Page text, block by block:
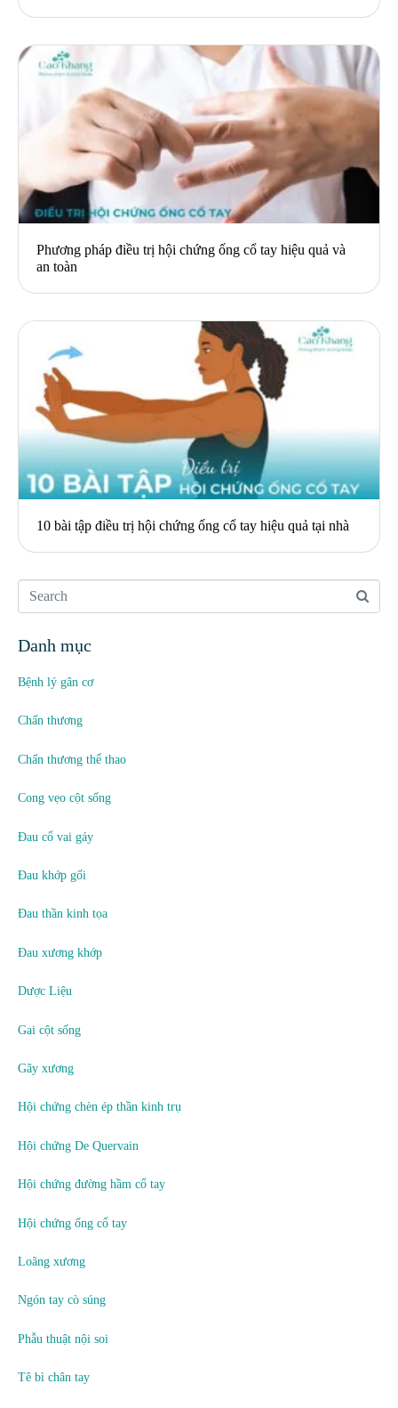
Phương pháp điều trị hội chứng ống cổ tay hiệu quả và
an toàn
10 bài tập điều trị hội chứng ống cổ tay hiệu quả tại nhà
Danh mục
Bệnh lý gân cơ
Chấn thương
Chấn thương thể thao
Cong vẹo cột sống
Đau cổ vai gáy
Đau khớp gối
Đau thần kinh tọa
Đau xương khớp
Dược Liệu
Gai cột sống
Gãy xương
Hội chứng chèn ép thần kinh trụ
Hội chứng De Quervain
Hội chứng đường hầm cổ tay
Hội chứng ống cổ tay
Loãng xương
Ngón tay cò súng
Phẫu thuật nội soi
Tê bì chân tay